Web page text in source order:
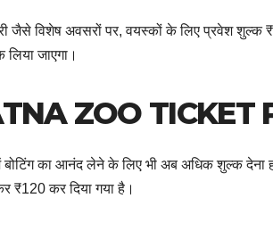
जैसे विशेष अवसरों पर, वयस्कों के लिए प्रवेश शुल्क
जाएगा।
ZOO TICKET
बोटिंग का आनंद लेने के लिए भी अब अधिक शुल्क
₹120 कर दिया गया है।